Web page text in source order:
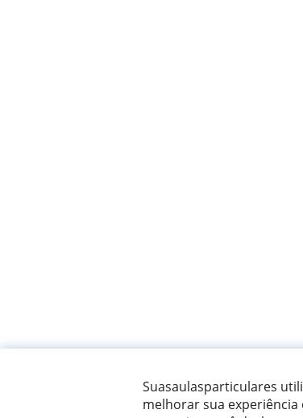
Suasaulasparticulares
melhorar sua